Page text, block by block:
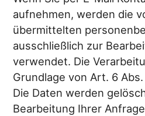
aufnehmen, werden die
übermittelten
ausschließlich zur
verwendet. Die
Grundlage von Art. 6 Abs.
Die Daten werden
Bearbeitung Ihrer